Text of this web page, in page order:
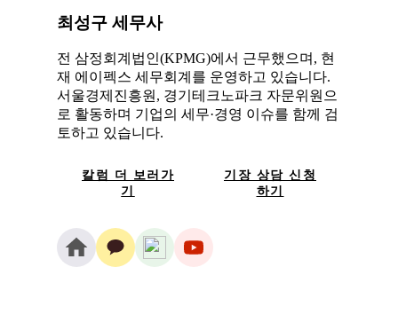
최성구 세무사
전 삼정회계법인(KPMG)에서 근무했으며, 현
재 에이펙스 세무회계를 운영하고 있습니다.
서울경제진흥원, 경기테크노파크 자문위원으
로 활동하며 기업의 세무·경영 이슈를 함께 검
토하고 있습니다.
칼럼 더 보러가
기
기장 상담 신청
하기